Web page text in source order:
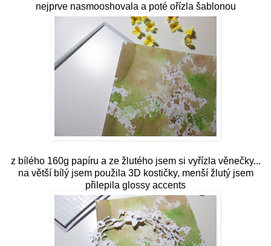
nejprve nasmooshovala a poté ořízla šablonou
z bílého 160g papíru a ze žlutého jsem si vyřízla věnečky...
na větší bílý jsem použila 3D kostičky, menší žlutý jsem
přilepila glossy accents